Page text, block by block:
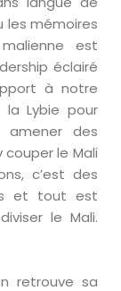
les mémoires
est
éclairé
à notre
Lybie pour
amener des
couper le Mali
c’est des
et tout est
le Mali.
retrouve sa